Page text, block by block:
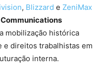
, Blizzard e ZeniMax
Communications
mobilização histórica
e direitos trabalhistas em
interna.